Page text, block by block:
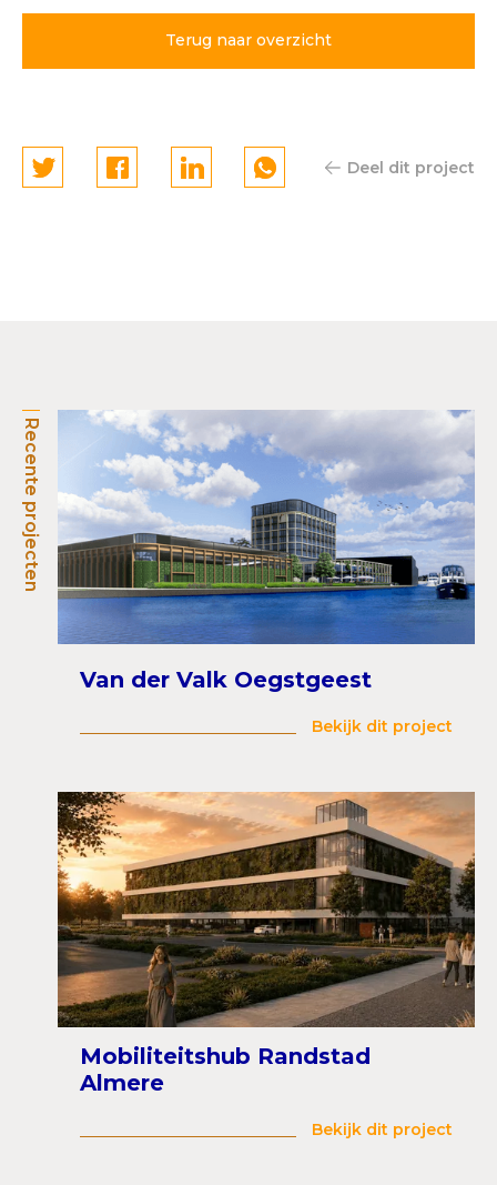
Terug naar overzicht
Deel dit project
Recente projecten
Van der Valk Oegstgeest
Bekijk dit project
Mobiliteitshub Randstad
Almere
Bekijk dit project